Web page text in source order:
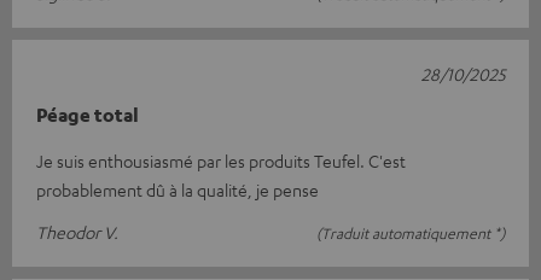
Péage total
Je suis enthousiasmé par les produits Teufel. C'est
probablement dû à la qualité, je pense
Theodor V.
(Traduit automatiquement *)
28/10/2025